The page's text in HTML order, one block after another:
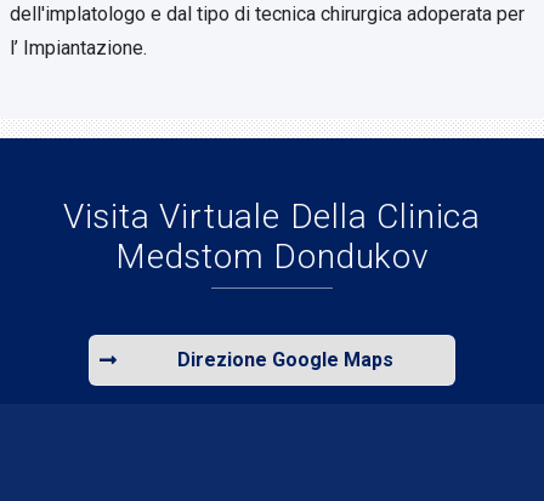
dell'implatologo e dal tipo di tecnica chirurgica adoperata per
l’ Impiantazione.
Visita Virtuale Della Clinica
Medstom Dondukov
Direzione Google Maps